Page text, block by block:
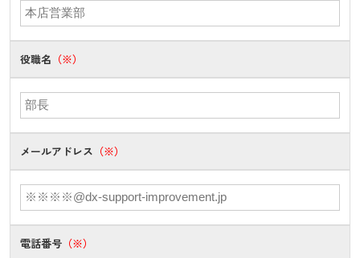
役職名 （※）
メールアドレス （※）
電話番号 （※）